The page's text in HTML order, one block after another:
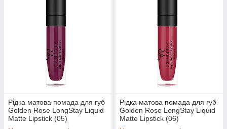
Рідка матова помада для губ
Golden Rose LongStay Liquid
Matte Lipstick (05)
Рідка матова помада для губ
Golden Rose LongStay Liquid
Matte Lipstick (06)